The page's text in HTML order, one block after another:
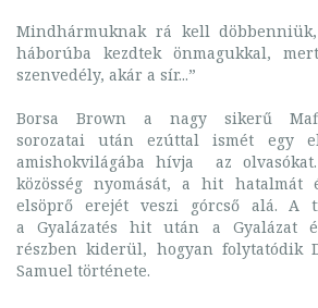
Mindhármuknak rá kell
háborúba kezdtek önmagukkal,
szenvedély, akár a sír...”
Borsa Brown a nagy sikerű
sorozatai után ezúttal ismét egy
amishokvilágába hívja az
közösség nyomását, a hit
elsöprő erejét veszi górcső alá. A
a Gyalázatés hit után a Gyalázat
részben kiderül, hogyan folytatódik
Samuel története.